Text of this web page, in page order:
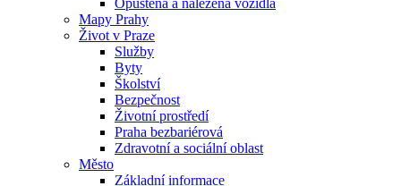
Opuštěná a nalezená vozidla
Mapy Prahy
Život v Praze
Služby
Byty
Školství
Bezpečnost
Životní prostředí
Praha bezbariérová
Zdravotní a sociální oblast
Město
Základní informace